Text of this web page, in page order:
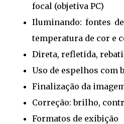
focal (objetiva PC)
Iluminando: fontes
temperatura de cor e
Direta, refletida,
Uso de espelhos com
Finalização da
Correção: brilho,
Formatos de exibição